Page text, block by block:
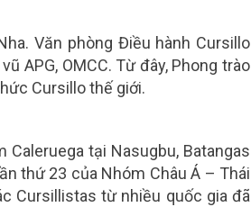
Văn phòng Điều hành Cursillo
APG, OMCC. Từ đây, Phong trào
Cursillo thế giới.
tại Nasugbu, Batangas
thứ 23 của Nhóm Châu Á – Thái
Cursillistas từ nhiều quốc gia đã